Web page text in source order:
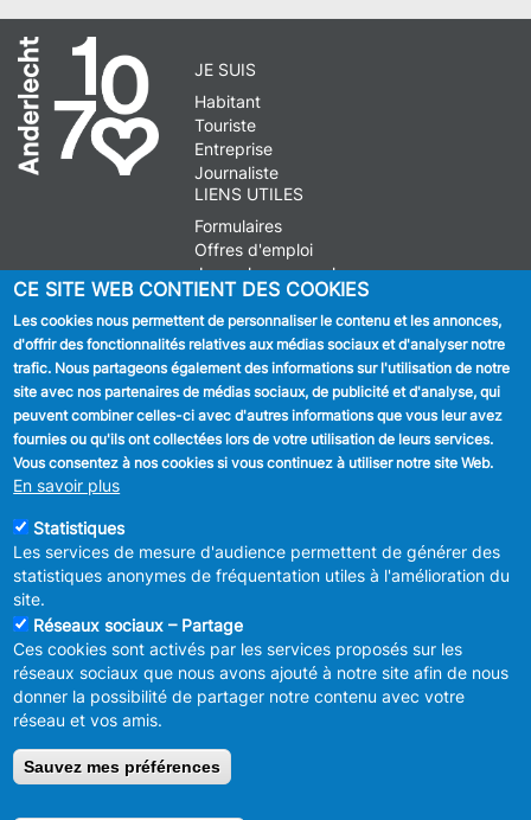
JE SUIS
Habitant
Touriste
Entreprise
Journaliste
LIENS UTILES
Formulaires
Offres d'emploi
Journal communal
Stationnement
SUIVEZ NOUS
Facebook
Linkedin
MENU
FOOTER
LEGAL
Déclaration de confidentialité
Déclaration d'accessibilité
modération des réseaux sociaux
CE SITE WEB CONTIENT DES COOKIES
Les cookies nous permettent de personnaliser le contenu et les annonces,
d'offrir des fonctionnalités relatives aux médias sociaux et d'analyser notre
trafic. Nous partageons également des informations sur l'utilisation de notre
site avec nos partenaires de médias sociaux, de publicité et d'analyse, qui
peuvent combiner celles-ci avec d'autres informations que vous leur avez
fournies ou qu'ils ont collectées lors de votre utilisation de leurs services.
Vous consentez à nos cookies si vous continuez à utiliser notre site Web.
En savoir plus
Statistiques
Les services de mesure d'audience permettent de générer des
statistiques anonymes de fréquentation utiles à l'amélioration du
site.
Réseaux sociaux – Partage
Ces cookies sont activés par les services proposés sur les
réseaux sociaux que nous avons ajouté à notre site afin de nous
donner la possibilité de partager notre contenu avec votre
réseau et vos amis.
Sauvez mes préférences